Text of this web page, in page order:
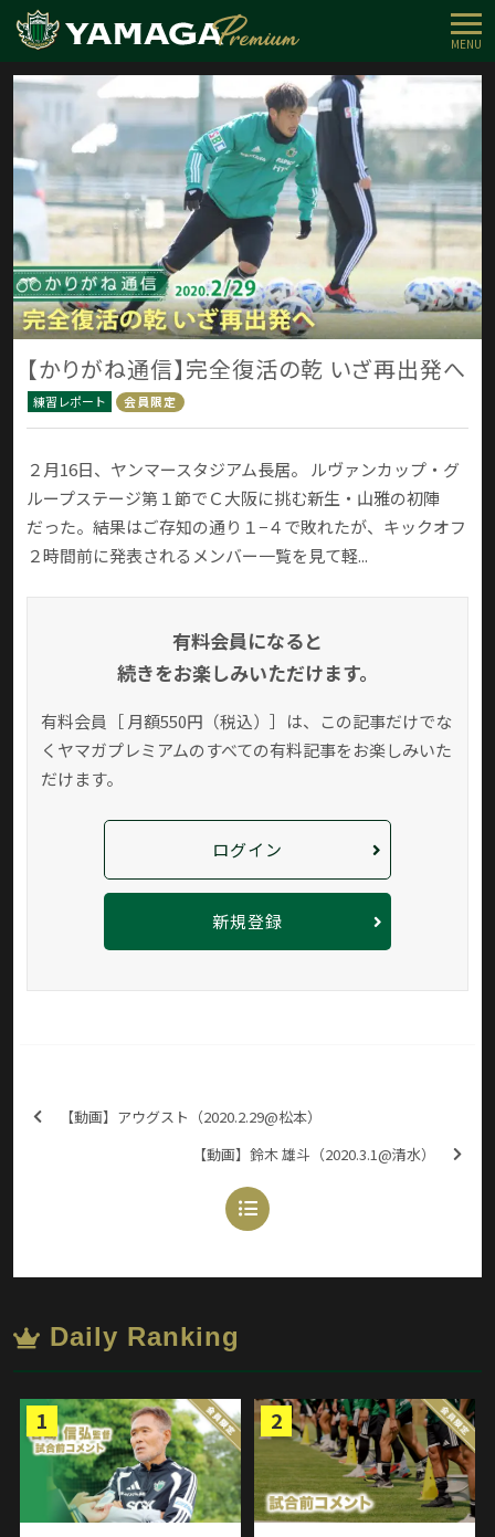
MENU
【かりがね通信】完全復活の乾 いざ再出発へ
練習レポート 会員限定
２月16日、ヤンマースタジアム長居。 ルヴァンカップ・グ
ループステージ第１節でＣ大阪に挑む新生・山雅の初陣
だった。結果はご存知の通り１−４で敗れたが、キックオフ
２時間前に発表されるメンバー一覧を見て軽...
有料会員になると
続きをお楽しみいただけます。
有料会員［ 月額550円（税込）］は、この記事だけでな
く ヤマガプレミアムのすべての有料記事をお楽しみいた
だけます。
ログイン
新規登録
【動画】アウグスト（2020.2.29@松本）
【動画】鈴木 雄斗（2020.3.1@清水）
Daily Ranking